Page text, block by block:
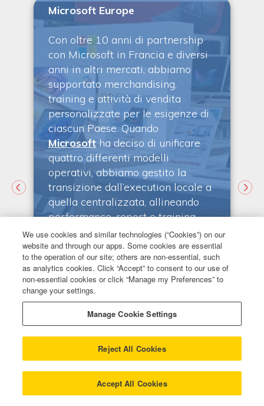
Microsoft Europe
Con oltre 10 anni di partnership
con Microsoft in Francia e diversi
anni in altri mercati, abbiamo
supportato merchandising,
training e attività di vendita
personalizzate per le esigenze di
ciascun Paese. Quando
Microsoft ha deciso di unificare
quattro differenti modelli
operativi, abbiamo gestito la
transizione dall’execution locale a
quella centralizzata, allineando
performance, report e training
attraverso un unico punto di
contatto e strumenti condivisi, per
offrire un servizio più coerente ed
efficiente in tutte le aree.
i
We use cookies and similar technologies (“Cookies”) on our
website and through our apps. Some cookies are essential
to the operation of our site; others are non-essential, such
as analytics cookies. Click “Accept” to consent to our use of
non-essential cookies or click “Manage my Preferences” to
change your settings.
Manage Cookie Settings
Reject All Cookies
Accept All Cookies